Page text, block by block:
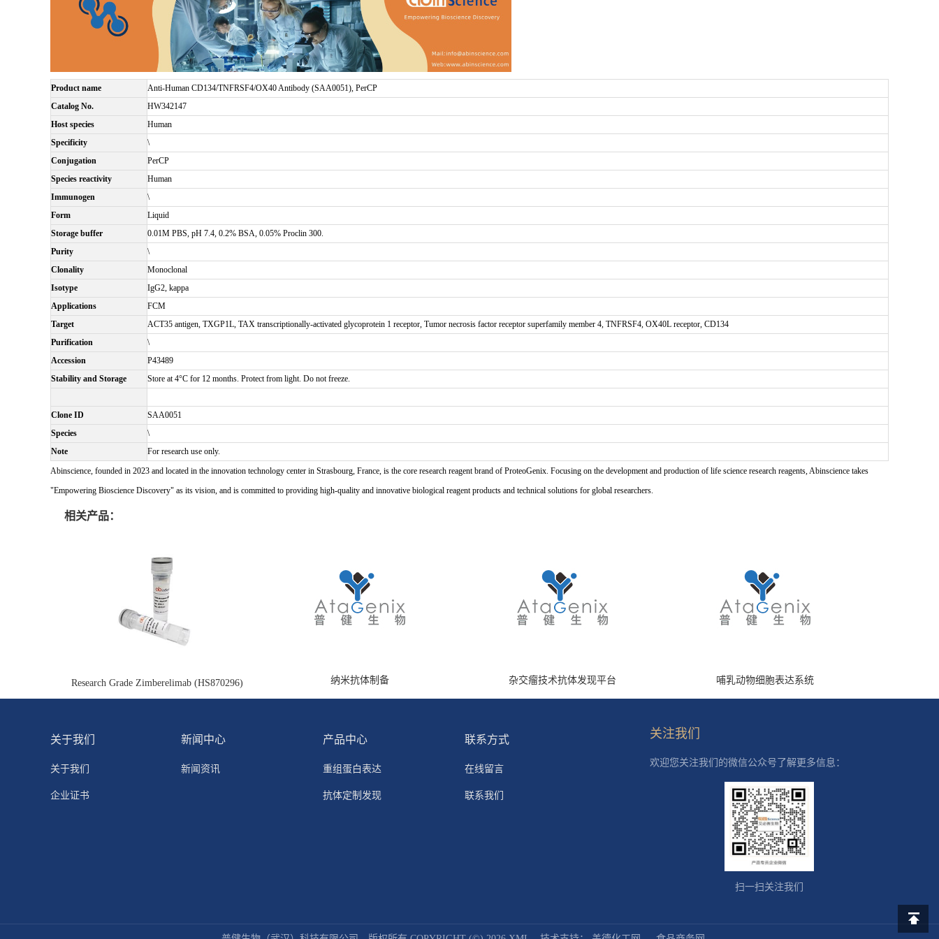
Product name
Anti-Human CD134/TNFRSF4/OX40 Antibody (SAA0051), PerCP
Catalog No.
HW342147
Host species
Human
Specificity
\
Conjugation
PerCP
Species reactivity
Human
Immunogen
\
Form
Liquid
Storage buffer
0.01M PBS, pH 7.4, 0.2% BSA, 0.05% Proclin 300.
Purity
\
Clonality
Monoclonal
Isotype
IgG2, kappa
Applications
FCM
Target
ACT35 antigen, TXGP1L, TAX transcriptionally-activated glycoprotein 1 receptor, Tumor necrosis factor receptor superfamily member 4, TNFRSF4, OX40L receptor, CD134
Purification
\
Accession
P43489
Stability and Storage
Store at 4°C for 12 months. Protect from light. Do not freeze.
Clone ID
SAA0051
Species
\
Note
For research use only.
Abinscience, founded in 2023 and located in the innovation technology center in Strasbourg, France, is the core research reagent brand of ProteoGenix. Focusing on the development and production of life science research reagents, Abinscience takes
"Empowering Bioscience Discovery" as its vision, and is committed to providing high-quality and innovative biological reagent products and technical solutions for global researchers.
相关产品：
Research Grade Zimberelimab (HS870296) 纳米抗体制备 杂交瘤技术抗体发现平台 哺乳动物细胞表达系统
关于我们
关于我们
企业证书
新闻中心
新闻资讯
产品中心
重组蛋白表达
抗体定制发现
联系方式
在线留言
联系我们
关注我们
欢迎您关注我们的微信公众号了解更多信息：
扫一扫关注我们